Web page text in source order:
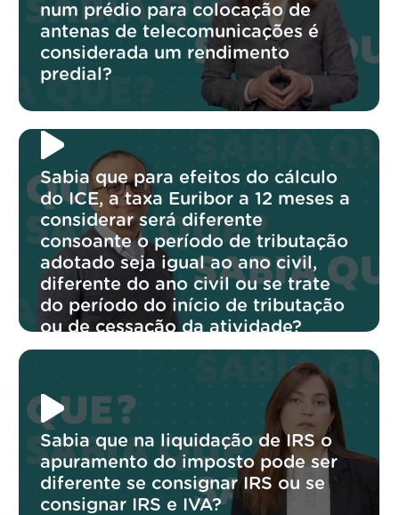
num prédio para colocação de
antenas de telecomunicações é
considerada um rendimento
predial?
Sabia que para efeitos do cálculo
do ICE, a taxa Euribor a 12 meses a
considerar será diferente
consoante o período de tributação
adotado seja igual ao ano civil,
diferente do ano civil ou se trate
do período do início de tributação
ou de cessação da atividade?
Sabia que na liquidação de IRS o
apuramento do imposto pode ser
diferente se consignar IRS ou se
consignar IRS e IVA?